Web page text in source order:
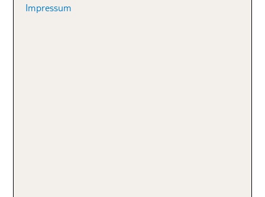
mit großzügigen Glasfronten ausklingen. Und am
Impressum